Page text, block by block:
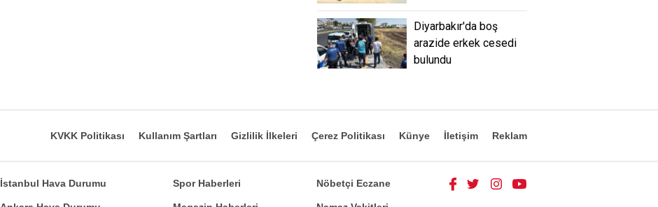
Diyarbakır'da boş
arazide erkek cesedi
bulundu
KVKK Politikası Kullanım Şartları Gizlilik İlkeleri Çerez Politikası Künye İletişim Reklam
İstanbul Hava Durumu Spor Haberleri Nöbetçi Eczane